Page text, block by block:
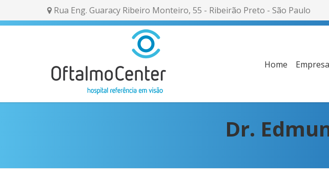
Rua Eng. Guaracy Ribeiro Monteiro, 55 - Ribeirão Preto - São Paulo
Home Empresa
Dr.